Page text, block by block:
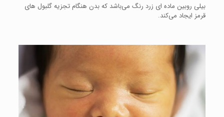
بیلی روبین ماده ای زرد رنگ می‌باشد که بدن هنگام تجزیه گلبول های
قرمز ایجاد می‌کند.